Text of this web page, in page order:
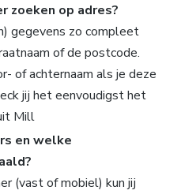
zoeken op adres?
gegevens zo compleet
of de postcode.
of achternaam als je deze
jij het eenvoudigst het
Mill
en welke
(vast of mobiel) kun jij